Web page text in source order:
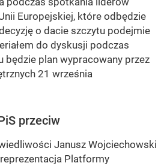
Europejskiej, które odbędzie
o dacie szczytu podejmie
do dyskusji podczas
będzie plan wypracowany przez
21 września
przeciw
Janusz Wojciechowski
Platformy